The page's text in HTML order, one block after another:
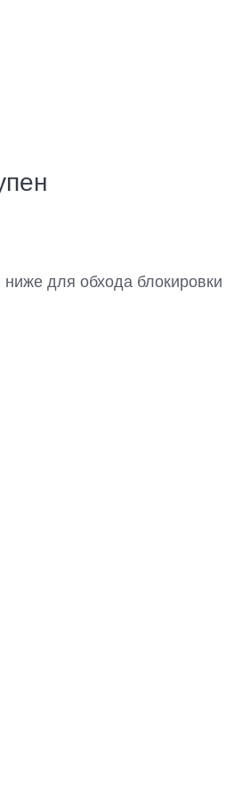
для обхода блокировки